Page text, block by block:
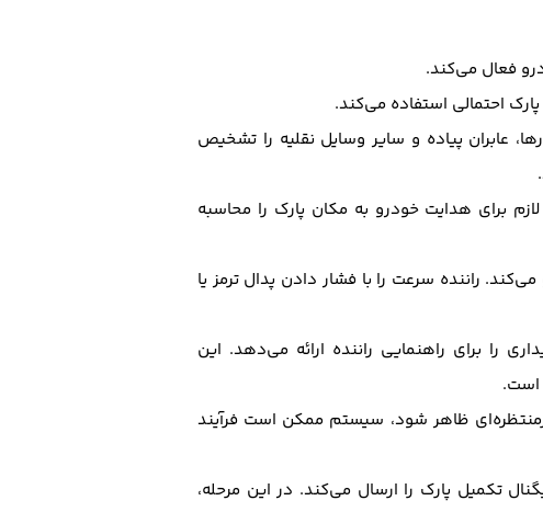
فعال می‌کند.
احتمالی استفاده می‌کند.
عابران پیاده و سایر وسایل نقلیه را تشخیص
برای هدایت خودرو به مکان پارک را محاسبه
راننده سرعت را با فشار دادن پدال ترمز یا
را برای راهنمایی راننده ارائه می‌دهد. این
است.
ظاهر شود، سیستم ممکن است فرآیند
تکمیل پارک را ارسال می‌کند. در این مرحله،